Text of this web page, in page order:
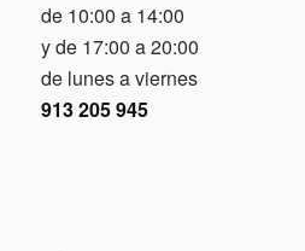
de 10:00 a 14:00
y de 17:00 a 20:00
de lunes a viernes
913 205 945